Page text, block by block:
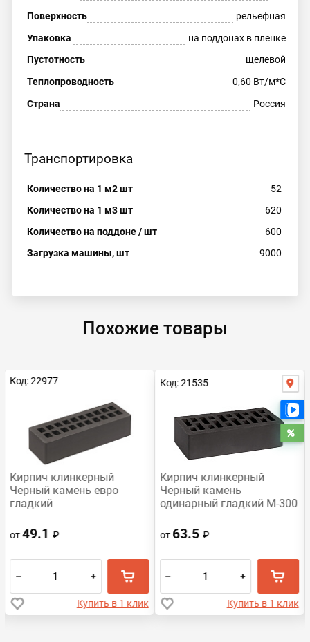
Поверхность
рельефная
Упаковка
на поддонах в пленке
Пустотность
щелевой
Теплопроводность
0,60 Вт/м*С
Страна
Россия
Транспортировка
Количество на 1 м2 шт
52
Количество на 1 м3 шт
620
Количество на поддоне / шт
600
Загрузка машины, шт
9000
Похожие товары
Код: 22977
Кирпич клинкерный
Черный камень евро
гладкий
от49.1₽
– +
Купить в 1 клик
Код: 21535
Кирпич клинкерный
Черный камень
одинарный гладкий М-300
от 63.5₽
– +
Купить в 1 клик